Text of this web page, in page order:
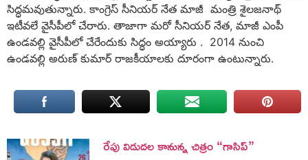
సిద్ధమవుతున్నారు. కాంగ్రెస్ సీనియర్ నేత మాజీ మంత్రి శైలజనాథ్
ఇటీవలే వైసీపీలో చేరారు. తాజాగా మరో సీనియర్ నేత, మాజీ ఎంపీ
ఉండవల్లి వైసీపీలో చేరేందుకు సిద్ధం అయ్యారు . 2014 నుంచి
ఉండవల్లి అరుణ్ కుమార్ రాజకీయాలకు దూరంగా ఉంటున్నారు.
రేపు విడుదల కానున్న చిత్రం “గాసిప్”